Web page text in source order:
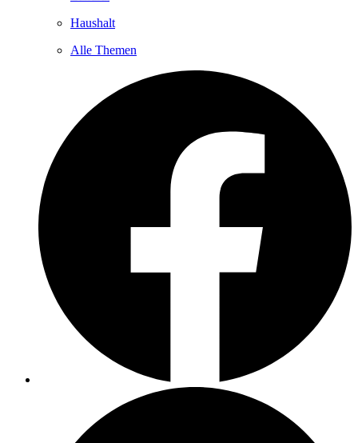
Haushalt
Alle Themen